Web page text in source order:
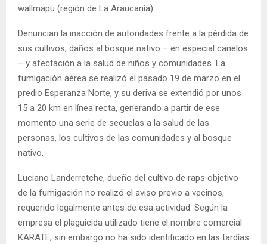
wallmapu (región de La Araucanía).
Denuncian la inacción de autoridades frente a la pérdida de
sus cultivos, daños al bosque nativo – en especial canelos
– y afectación a la salud de niños y comunidades. La
fumigación aérea se realizó el pasado 19 de marzo en el
predio Esperanza Norte, y su deriva se extendió por unos
15 a 20 km en línea recta, generando a partir de ese
momento una serie de secuelas a la salud de las
personas, los cultivos de las comunidades y al bosque
nativo.
Luciano Landerretche, dueño del cultivo de raps objetivo
de la fumigación no realizó el aviso previo a vecinos,
requerido legalmente antes de esa actividad. Según la
empresa el plaguicida utilizado tiene el nombre comercial
KARATE; sin embargo no ha sido identificado en las tardías